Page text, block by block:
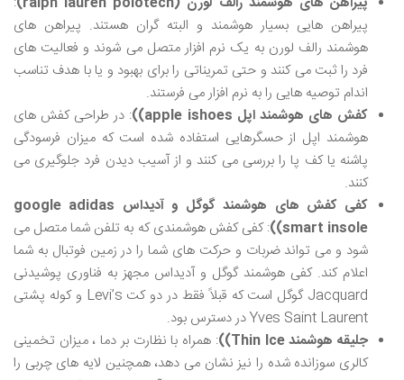
پیراهن هایی بسیار هوشمند و البته گران هستند. پیراهن های
هوشمند رالف لورن به یک نرم افزار متصل می شوند و فعالیت های
فرد را ثبت می کنند و حتی تمریناتی را برای بهبود و یا با هدف تناسب
اندام توصیه هایی را به نرم افزار می فرستند.
کفش های هوشمند اپل apple ishoes)
): در طراحی کفش های
هوشمند اپل از حسگرهایی استفاده شده است که میزان فرسودگی
پاشنه یا کف پا را بررسی می کنند و از آسیب دیدن فرد جلوگیری می
کنند.
کفی کفش های هوشمند گوگل و آدیداس google adidas
smart insole)
): کفی کفش هوشمندی که به تلفن شما متصل می
شود و می تواند ضربات و حرکت های شما را در زمین فوتبال به شما
اعلام کند. کفی هوشمند گوگل و آدیداس مجهز به فناوری پوشیدنی
Jacquard گوگل است که قبلاً فقط در دو کت Levi’s و کوله پشتی
Yves Saint Laurent در دسترس بود.
جلیقه هوشمندThin Ice)
): همراه با نظارت بر دما ، میزان تخمینی
کالری سوزانده شده را نیز نشان می دهد، همچنین لایه های چربی را